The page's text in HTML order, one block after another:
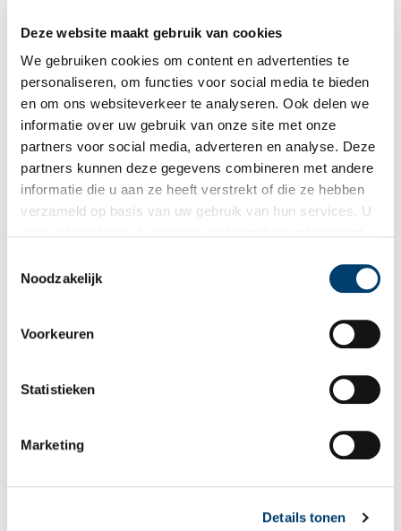
Deze website maakt gebruik van cookies
We gebruiken cookies om content en advertenties te
personaliseren, om functies voor social media te bieden
en om ons websiteverkeer te analyseren. Ook delen we
informatie over uw gebruik van onze site met onze
partners voor social media, adverteren en analyse. Deze
partners kunnen deze gegevens combineren met andere
informatie die u aan ze heeft verstrekt of die ze hebben
verzameld op basis van uw gebruik van hun services. U
Noodzakelijk
Voorkeuren
Statistieken
Marketing
Details tonen
Bij inschrijving gaat u akkoord met onsprivacybeleid
Aanvullingen
Vul deze informatie aan of geef een reactie.
Vink dit aan als u op de hoogte gehouden wil worden.